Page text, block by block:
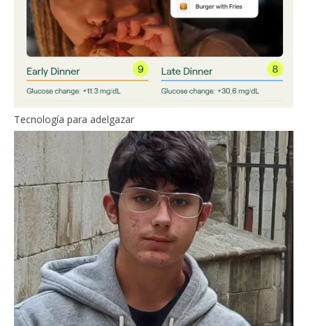
Tecnología para adelgazar